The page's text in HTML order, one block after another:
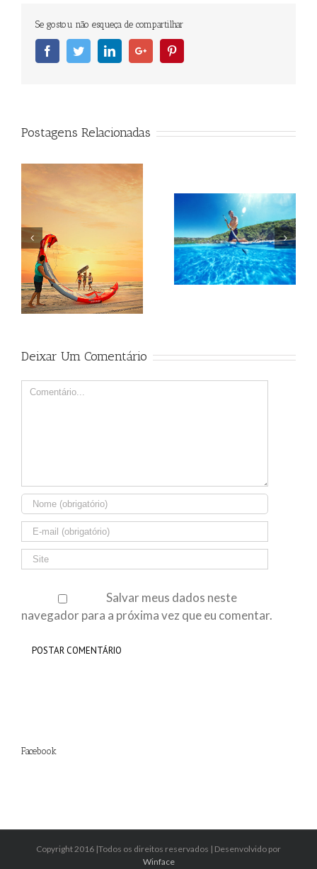
Se gostou não esqueça de compartilhar
FacebookTwitterLinkedinGoogleplus
Postagens Relacionadas
Beagle Beagle
Deixar Um Comentário
Comment
Salvar meus dados neste
navegador para a próxima vez que eu comentar.
Facebook
Copyright 2016 |Todos os direitos reservados | Desenvolvido por
Winface